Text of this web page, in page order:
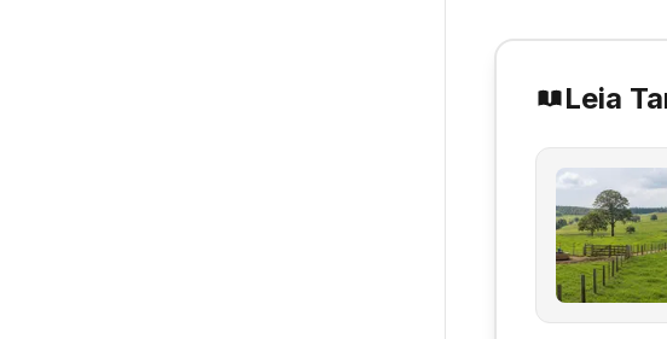
Leia